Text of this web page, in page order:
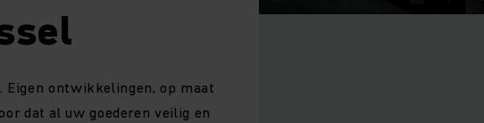
ontwikkelingen, op maat
dat al uw goederen veilig en